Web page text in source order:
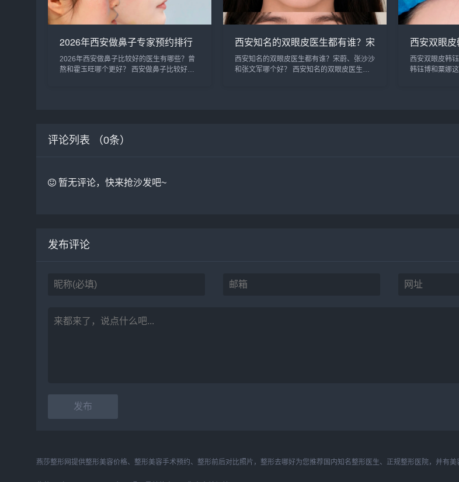
2026年西安做鼻子专家预约排行
榜TOP5：曾熬、霍玉旺、房志
强、蒋立、刘宝军哪个更好？
2026年西安做鼻子比较好的医生有哪些？曾
熬和霍玉旺哪个更好？ 西安做鼻子比较好的
西安知名的双眼皮医生都有谁？宋
蔚、张沙沙、韩钰博、王璇、张文
军谁做双眼皮更好？
西安知名的双眼皮医生都有谁？宋蔚、张沙沙
和张文军哪个好？ 西安知名的双眼皮医生：
西安双眼
做双眼皮
西安双眼皮韩
韩钰博和粟娜
评论列表 （0条）
暂无评论，快来抢沙发吧~
发布评论
燕莎整形网提供整形美容价格、整形美容手术预约、整形前后对比照片，整形去哪好为您推荐国内知名整形医生、正规整形医院，并有